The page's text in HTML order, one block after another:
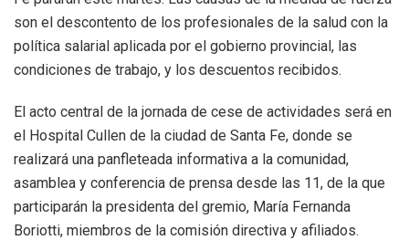
son el descontento de los profesionales de la salud con la
política salarial aplicada por el gobierno provincial, las
condiciones de trabajo, y los descuentos recibidos.
El acto central de la jornada de cese de actividades será en
el Hospital Cullen de la ciudad de Santa Fe, donde se
realizará una panfleteada informativa a la comunidad,
asamblea y conferencia de prensa desde las 11, de la que
participarán la presidenta del gremio, María Fernanda
Boriotti, miembros de la comisión directiva y afiliados.